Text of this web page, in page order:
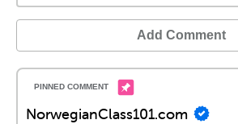
Add Comment
NorwegianClass101.com